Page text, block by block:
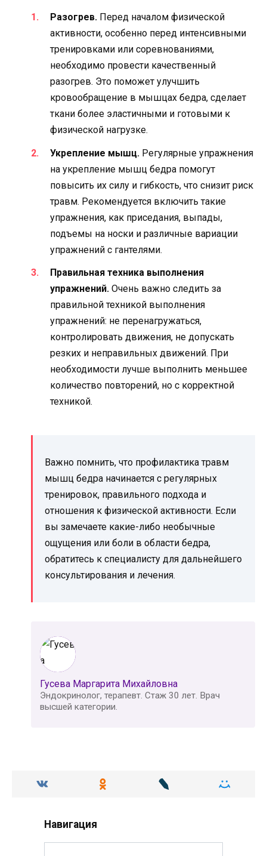
Разогрев. Перед началом физической
активности, особенно перед интенсивными
тренировками или соревнованиями,
необходимо провести качественный
разогрев. Это поможет улучшить
кровообращение в мышцах бедра, сделает
ткани более эластичными и готовыми к
физической нагрузке.
Укрепление мышц. Регулярные упражнения
на укрепление мышц бедра помогут
повысить их силу и гибкость, что снизит риск
травм. Рекомендуется включить такие
упражнения, как приседания, выпады,
подъемы на носки и различные вариации
упражнений с гантелями.
Правильная техника выполнения
упражнений. Очень важно следить за
правильной техникой выполнения
упражнений: не перенагружаться,
контролировать движения, не допускать
резких и неправильных движений. При
необходимости лучше выполнить меньшее
количество повторений, но с корректной
техникой.
Важно помнить, что профилактика травм
мышц бедра начинается с регулярных
тренировок, правильного подхода и
отношения к физической активности. Если
вы замечаете какие-либо необычные
ощущения или боли в области бедра,
обратитесь к специалисту для дальнейшего
консультирования и лечения.
Гусева Маргарита Михайловна
Эндокринолог, терапевт. Стаж 30 лет. Врач
высшей категории.
Навигация